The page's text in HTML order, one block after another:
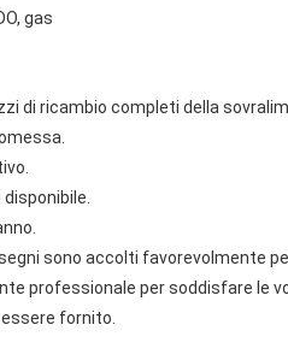
gas
di ricambio completi della
sono accolti favorevolmente
professionale per soddisfare le
essere fornito.